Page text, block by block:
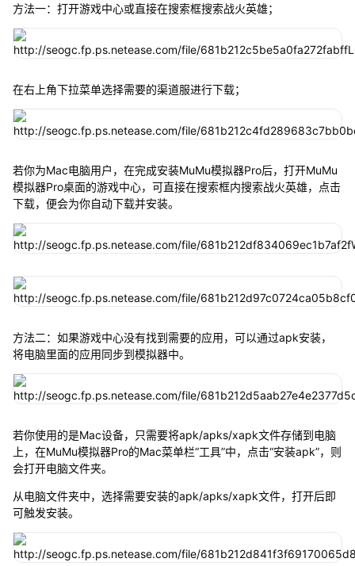
方法一：打开游戏中心或直接在搜索框搜索战火英雄；
在右上角下拉菜单选择需要的渠道服进行下载；
若你为Mac电脑用户，在完成安装MuMu模拟器Pro后，打开MuMu
模拟器Pro桌面的游戏中心，可直接在搜索框内搜索战火英雄，点击
下载，便会为你自动下载并安装。
方法二：如果游戏中心没有找到需要的应用，可以通过apk安装，
将电脑里面的应用同步到模拟器中。
若你使用的是Mac设备，只需要将apk/apks/xapk文件存储到电脑
上，在MuMu模拟器Pro的Mac菜单栏“工具”中，点击“安装apk”，则
会打开电脑文件夹。
从电脑文件夹中，选择需要安装的apk/apks/xapk文件，打开后即
可触发安装。